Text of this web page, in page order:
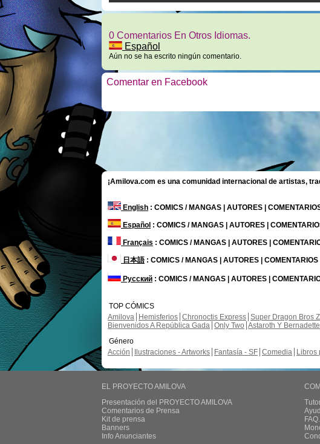
0 Comentarios En Otros Idiomas.
Español
Aún no se ha escrito ningún comentario.
Comentar en Facebook
¡Amilova.com es una comunidad internacional de artistas,
English : COMICS / MANGAS | AUTORES |
Español : COMICS / MANGAS | AUTORES |
Français : COMICS / MANGAS | AUTORES |
日本語: COMICS / MANGAS | AUTORES | COMENTARIOS
Русский : COMICS / MANGAS | AUTORES |
TOP CÓMICS
Amilova
Hemisferios Chronoctis Express Super Dragon Bros Z
Bienvenidos A República Gada Only Two Astaroth Y Bernadette
Género
Acción
Ilustraciones - Artworks Fantasía - SF Comedia Libros
EL PROYECTO AMILOVA
Presentación del PROYECTO AMILOVA
Comentarios de Prensa
Kit de prensa
Banners
Info Anunciantes